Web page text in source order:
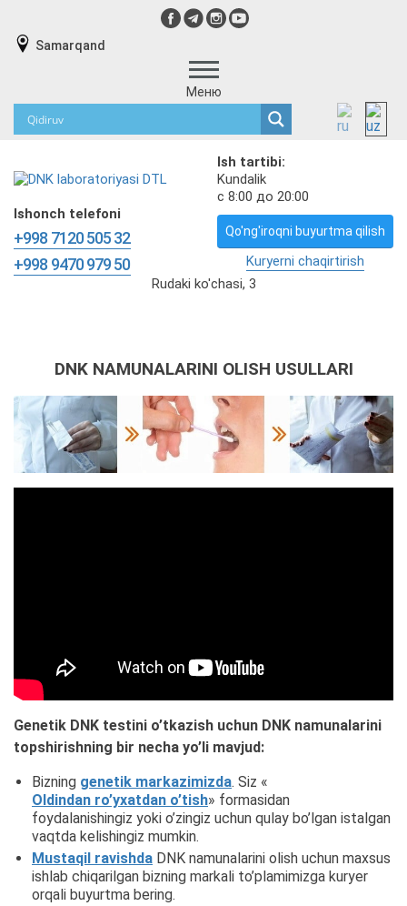
Samarqand
Меню
Ish tartibi:
Kundalik
с 8:00 до 20:00
Ishonch telefoni
+998 7120 505 32
+998 9470 979 50
Qo'ng'iroqni buyurtma qilish
Kuryerni chaqirtirish
Rudaki ko'chasi, 3
DNK NAMUNALARINI OLISH USULLARI
Genetik DNK testini o’tkazish uchun DNK namunalarini
topshirishning bir necha yo’li mavjud:
Bizning genetik markazimizda. Siz «
Oldindan ro’yxatdan o’tish» formasidan
foydalanishingiz yoki o’zingiz uchun qulay bo’lgan istalgan
vaqtda kelishingiz mumkin.
Mustaqil ravishda DNK namunalarini olish uchun maxsus
ishlab chiqarilgan bizning markali to’plamimizga kuryer
orqali buyurtma bering.